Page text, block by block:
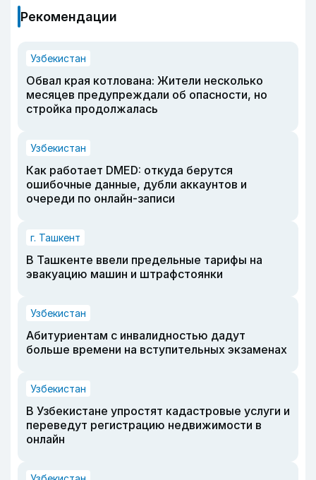
Рекомендации
Узбекистан
Обвал края котлована: Жители несколько
месяцев предупреждали об опасности, но
стройка продолжалась
Узбекистан
Как работает DMED: откуда берутся
ошибочные данные, дубли аккаунтов и
очереди по онлайн-записи
г. Ташкент
В Ташкенте ввели предельные тарифы на
эвакуацию машин и штрафстоянки
Узбекистан
Абитуриентам с инвалидностью дадут
больше времени на вступительных экзаменах
Узбекистан
В Узбекистане упростят кадастровые услуги и
переведут регистрацию недвижимости в
онлайн